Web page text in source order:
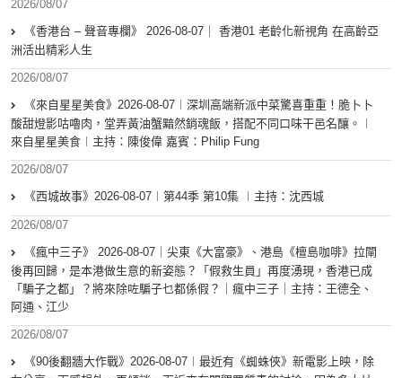
2026/08/07
《香港台 – 聲音專欄》 2026-08-07｜ 香港01 老齡化新視角 在高齡亞
洲活出精彩人生
2026/08/07
《來自星星美食》2026-08-07︱深圳高端新派中菜驚喜重重！脆卜卜
酸甜燈影咕嚕肉，堂弄黃油蟹黯然銷魂飯，搭配不同口味干邑名釀。︱
來自星星美食︱主持：陳俊偉 嘉賓：Philip Fung
2026/08/07
《西城故事》2026-08-07︱第44季 第10集 ︱主持：沈西城
2026/08/07
《瘋中三子》 2026-08-07｜尖東《大富豪》、港島《檀島咖啡》拉閘
後再回歸，是本港做生意的新姿態？「假救生員」再度湧現，香港已成
「騙子之都」？將來除咗騙子乜都係假？｜瘋中三子｜主持：王德全、
阿通、江少
2026/08/07
《90後翻牆大作戰》2026-08-07︱最近有《蜘蛛俠》新電影上映，除